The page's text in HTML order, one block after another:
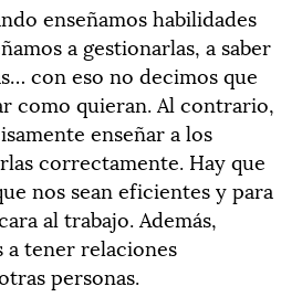
enseñamos habilidades
a gestionarlas, a saber
con eso no decimos que
como quieran. Al contrario,
enseñar a los
correctamente. Hay que
nos sean eficientes y para
al trabajo. Además,
a tener relaciones
personas.